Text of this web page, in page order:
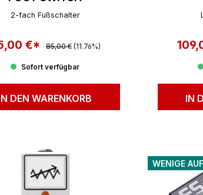
2-fach Fußschalter
€* Regulärer Preis:
85,00 € (11.76%)
Sofort verfügbar
DEN WARENKORB IN
WENIGE